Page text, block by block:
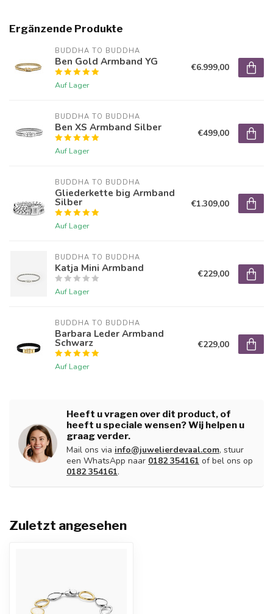
Ergänzende Produkte
BUDDHA TO BUDDHA
Ben Gold Armband YG
Auf Lager
€6.999,00
BUDDHA TO BUDDHA
Ben XS Armband Silber
Auf Lager
€499,00
BUDDHA TO BUDDHA
Gliederkette big Armband
Silber
Auf Lager
€1.309,00
BUDDHA TO BUDDHA
Katja Mini Armband
Auf Lager
€229,00
BUDDHA TO BUDDHA
Barbara Leder Armband
Schwarz
Auf Lager
€229,00
Heeft u vragen over dit product, of
heeft u speciale wensen? Wij helpen u
graag verder.
Mail ons via info@juwelierdevaal.com, stuur
een WhatsApp naar 0182 354161 of bel ons op
0182 354161.
Zuletzt angesehen